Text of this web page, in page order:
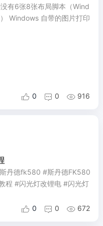
有6张8张布局脚本（Wind
Windows 自带的图片打印
 0  0  916
丹德fk580 #斯丹德FK580
程 #闪光灯改锂电 #闪光灯
 0  0  672